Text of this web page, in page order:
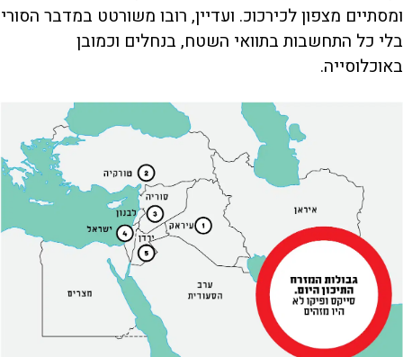
ומסתיים מצפון לכירכוכ. ועדיין, רובו משורטט במדבר הסורי
בלי כל התחשבות בתוואי השטח, בנחלים וכמובן
באוכלוסייה.